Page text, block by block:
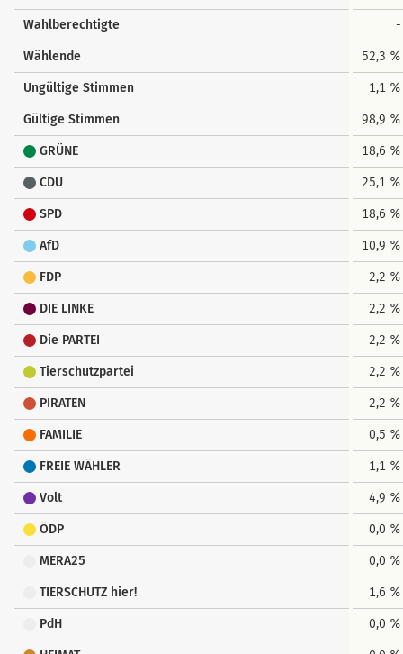
Wahlberechtigte -
Wählende 52,3 %
Ungültige Stimmen 1,1 %
Gültige Stimmen 98,9 %
GRÜNE 18,6 %
CDU 25,1 %
SPD 18,6 %
AfD 10,9 %
FDP 2,2 %
DIE LINKE 2,2 %
Die PARTEI 2,2 %
Tierschutzpartei 2,2 %
PIRATEN 2,2 %
FAMILIE 0,5 %
FREIE WÄHLER 1,1 %
Volt 4,9 %
ÖDP 0,0 %
MERA25 0,0 %
TIERSCHUTZ hier! 1,6 %
PdH 0,0 %